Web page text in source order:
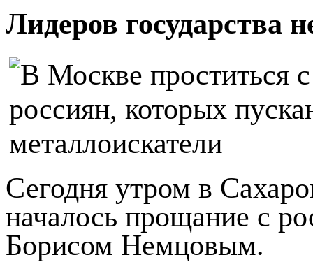
Лидеров государства
Сегодня утром в
началось прощание с
Борисом Немцовым.